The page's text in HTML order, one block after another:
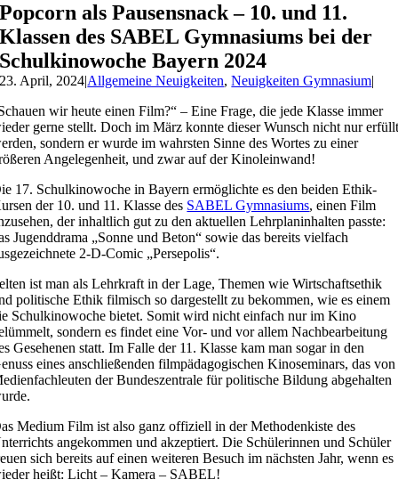
Popcorn als Pausensnack – 10. und 11.
Klassen des SABEL Gymnasiums bei der
Schulkinowoche Bayern 2024
23. April, 2024|Allgemeine Neuigkeiten,Neuigkeiten Gymnasium|
wir heute einen Film?“ – Eine Frage, die jede Klasse immer
gerne stellt. Doch im März konnte dieser Wunsch nicht nur
sondern er wurde im wahrsten Sinne des Wortes zu einer
Angelegenheit, und zwar auf der Kinoleinwand!
17. Schulkinowoche in Bayern ermöglichte es den beiden Ethik-
der 10. und 11. Klasse des SABEL Gymnasiums, einen Film
der inhaltlich gut zu den aktuellen Lehrplaninhalten passte:
Jugenddrama „Sonne und Beton“ sowie das bereits vielfach
2-D-Comic „Persepolis“.
ist man als Lehrkraft in der Lage, Themen wie Wirtschaftsethik
politische Ethik filmisch so dargestellt zu bekommen, wie es einem
Schulkinowoche bietet. Somit wird nicht einfach nur im Kino
sondern es findet eine Vor- und vor allem Nachbearbeitung
Gesehenen statt. Im Falle der 11. Klasse kam man sogar in den
eines anschließenden filmpädagogischen Kinoseminars, das von
der Bundeszentrale für politische Bildung abgehalten
Medium Film ist also ganz offiziell in der Methodenkiste des
angekommen und akzeptiert. Die Schülerinnen und Schüler
sich bereits auf einen weiteren Besuch im nächsten Jahr, wenn es
heißt: Licht – Kamera – SABEL!